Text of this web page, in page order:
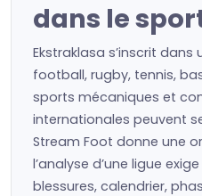
dans le
Ekstraklasa s’inscrit
football, rugby, tennis,
sports mécaniques et
internationales peuvent
Stream Foot donne une
l’analyse d’une ligue
blessures, calendrier,